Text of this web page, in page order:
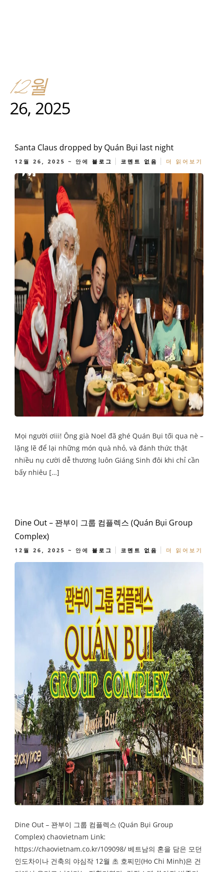
12월
26, 2025
Santa Claus dropped by Quán Bụi last night
12월 26, 2025 ~ 안에 블로그 코멘트 없음 더 읽어보기
Mọi người ơiii! Ông già Noel đã ghé Quán Bụi tối qua nè –
lặng lẽ để lại những món quà nhỏ, và đánh thức thật
nhiều nụ cười dễ thương luôn Giáng Sinh đôi khi chỉ cần
bấy nhiêu […]
Dine Out – 꽌부이 그룹 컴플렉스 (Quán Bụi Group
Complex)
12월 26, 2025 ~ 안에 블로그 코멘트 없음 더 읽어보기
Dine Out – 꽌부이 그룹 컴플렉스 (Quán Bụi Group
Complex) chaovietnam Link:
https://chaovietnam.co.kr/109098/ 베트남의 혼을 담은 모던
인도차이나 건축의 야심작 12월 초 호찌민(Ho Chi Minh)은 건